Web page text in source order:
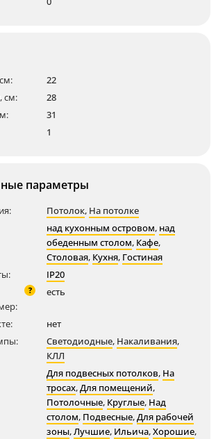
22
см:
28
31
1
параметры
Потолок, На потолке
над кухонным островом, над
обеденным столом, Кафе,
Столовая, Кухня, Гостиная
IP20
? есть
нет
Светодиодные, Накаливания,
КЛЛ
Для подвесных потолков, На
тросах,Для помещений,
Потолочные, Круглые, Над
столом, Подвесные,Для рабочей
зоны,Лучшие, Ильича,Хорошие,